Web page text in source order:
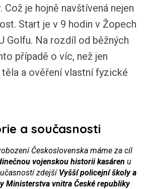
je hojně navštívená nejen
Start je v 9 hodin v Žopech
Golfu. Na rozdíl od běžných
případě o víc, než jen
a ověření vlastní fyzické
a současnosti
Československa máme za cíl
vojenskou historii kasáren u
zdejšíVyšší policejní školy a
Ministerstva vnitra České republiky